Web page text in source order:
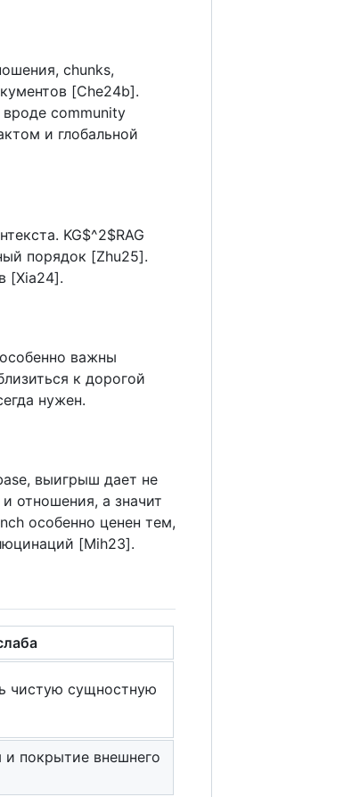
chunks,
[Che24b].
вроде community
и глобальной
KG$^2$RAG
порядок [Zhu25].
[Xia24].
важны
к дорогой
нужен.
выигрыш дает не
отношения, а значит
особенно ценен тем,
[Mih23].
чистую сущностную
и покрытие внешнего